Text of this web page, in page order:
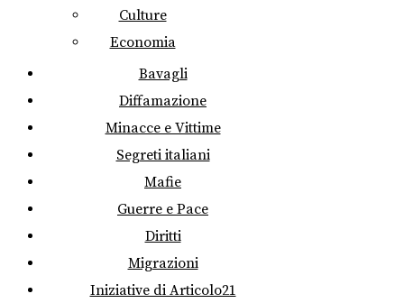
Culture
Economia
Bavagli
Diffamazione
Minacce e Vittime
Segreti italiani
Mafie
Guerre e Pace
Diritti
Migrazioni
Iniziative di Articolo21